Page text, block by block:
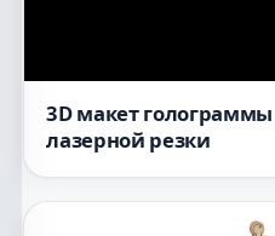
3D макет голограммы
лазерной резки